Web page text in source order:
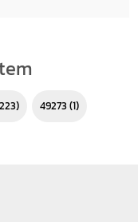
49273(1)